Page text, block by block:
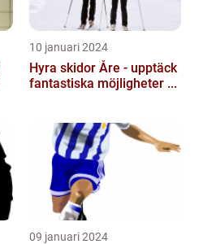
10 januari 2024
Hyra skidor Åre - upptäck
fantastiska möjligheter ...
09 januari 2024